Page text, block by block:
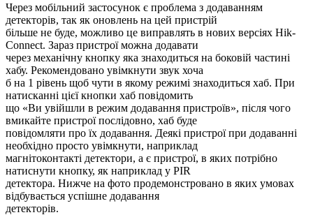
Через мобільний застосунок є проблема з додаванням
детекторів, так як оновлень на цей пристрій
більше не буде, можливо це виправлять в нових версіях Hik-
Connect. Зараз пристрої можна додавати
через механічну кнопку яка знаходиться на боковій частині
хабу. Рекомендовано увімкнути звук хоча
б на 1 рівень щоб чути в якому режимі знаходиться хаб. При
натисканні цієї кнопки хаб повідомить
що «Ви увійшли в режим додавання пристроїв», після чого
вмикайте пристрої послідовно, хаб буде
повідомляти про їх додавання. Деякі пристрої при додаванні
необхідно просто увімкнути, наприклад
магнітоконтакті детектори, а є пристрої, в яких потрібно
натиснути кнопку, як наприклад у PIR
детектора. Нижче на фото продемонстровано в яких умовах
відбувається успішне додавання
детекторів.